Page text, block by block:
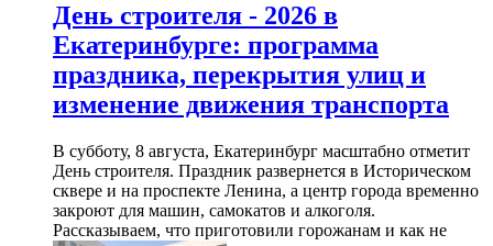
День строителя - 2026 в
Екатеринбурге: программа
праздника, перекрытия улиц и
изменение движения транспорта
В субботу, 8 августа, Екатеринбург масштабно отметит
День строителя. Праздник развернется в Историческом
сквере и на проспекте Ленина, а центр города временно
закроют для машин, самокатов и алкоголя.
Рассказываем, что приготовили горожанам и как не